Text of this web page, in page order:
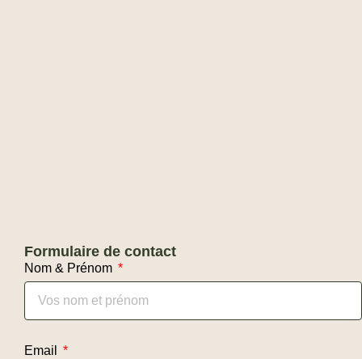
Formulaire de contact
Nom & Prénom
Email